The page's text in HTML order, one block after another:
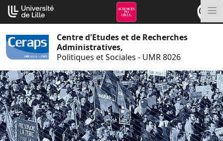
Aller
au
contenu
Centre d'Etudes et de Recherches
Administratives,
Politiques et Sociales - UMR 8026
Cookies management panel